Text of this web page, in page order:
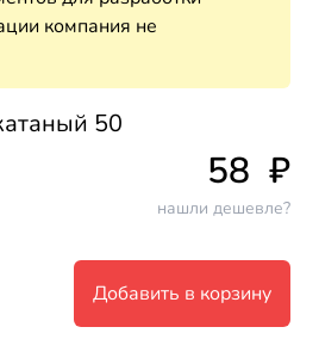
компания не
50
58 ₽
нашли дешевле?
Добавить в корзину